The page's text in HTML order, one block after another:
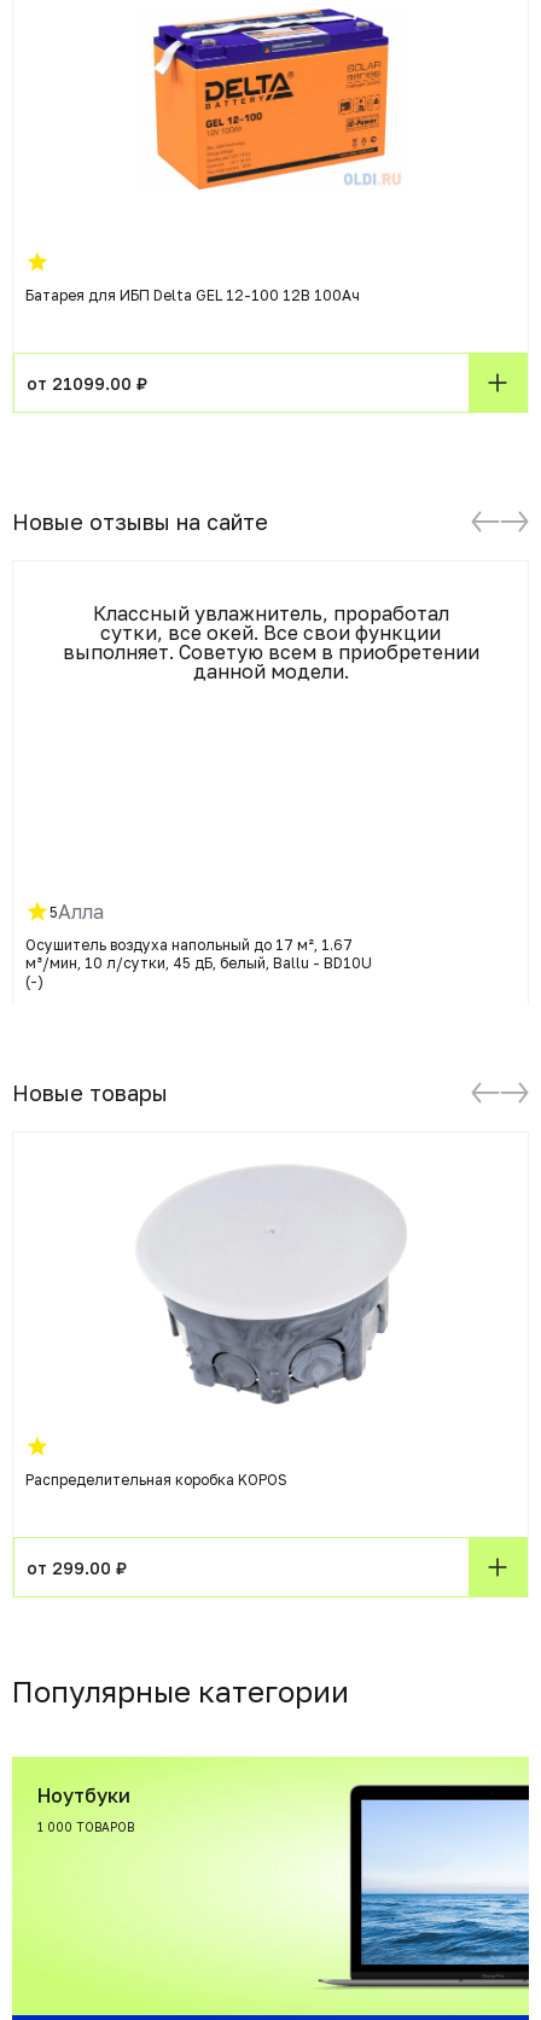
Батарея для ИБП Delta GEL 12-100 12В 100Ач
от 21099.00 ₽
Новые отзывы на сайте
Классный увлажнитель, проработал
сутки, все окей. Все свои функции
выполняет. Советую всем в приобретении
данной модели.
5Алла
Осушитель воздуха напольный до 17 м², 1.67
м³/мин, 10 л/сутки, 45 дБ, белый, Ballu - BD10U
(-)
Новые товары
Распределительная коробка KOPOS
от 299.00 ₽
Популярные категории
Ноутбуки
1 000 ТОВАРОВ